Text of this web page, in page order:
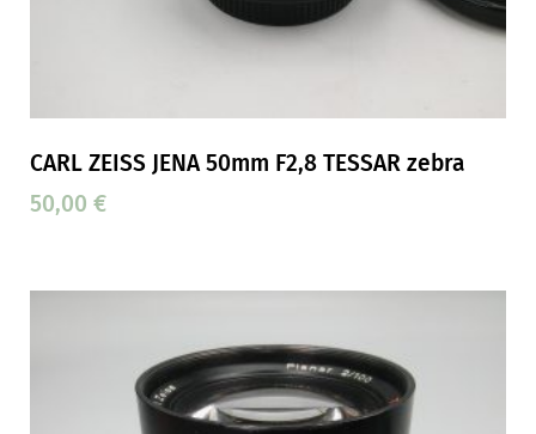
CARL ZEISS JENA 50mm F2,8 TESSAR zebra
50,00 €